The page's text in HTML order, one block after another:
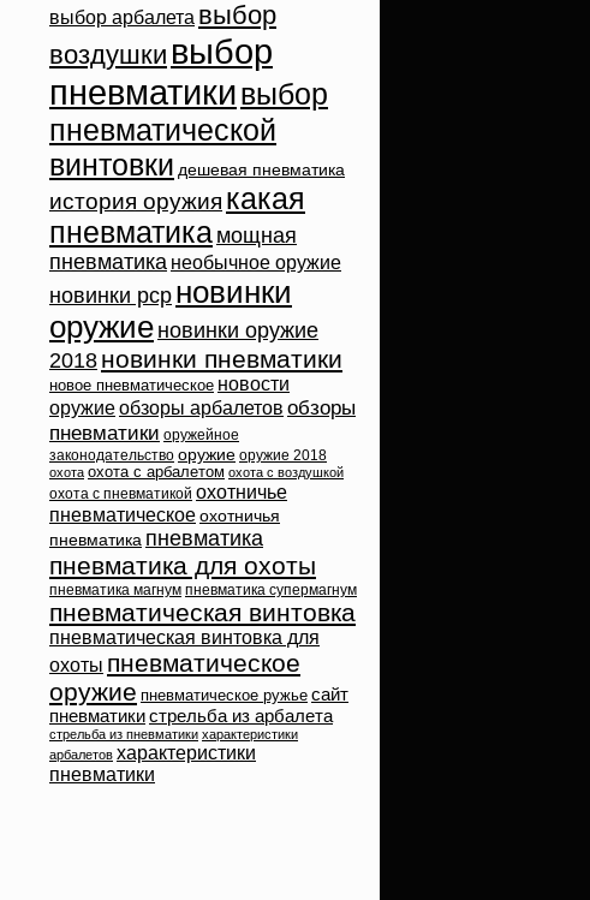
выбор арбалета выбор
воздушки выбор
пневматикивыбор
пневматической
винтовки дешевая пневматика
история оружия какая
пневматика мощная
пневматика необычное оружие
новинки pcp новинки
оружие новинки оружие
2018 новинки пневматики
новое пневматическое новости
оружиеобзоры арбалетов обзоры
пневматики оружейное
законодательство оружие оружие 2018
охота охота с арбалетом охота с воздушкой
охота с пневматикой охотничье
пневматическое охотничья
пневматика пневматика
пневматика для охоты
пневматика магнум пневматика супермагнум
пневматическая винтовка
пневматическая винтовка для
охоты пневматическое
оружие пневматическое ружье сайт
пневматикистрельба из арбалета
стрельба из пневматики характеристики
арбалетов характеристики
пневматики